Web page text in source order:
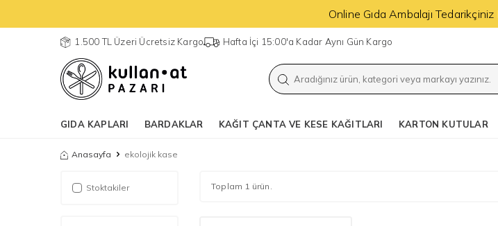
Online Gıda Ambalajı Tedarikçiniz
1.500 TL Üzeri Ücretsiz Kargo Hafta İçi 15:00'a Kadar Aynı Gün Kargo
GIDA KAPLARI BARDAKLAR KAĞIT ÇANTA VE KESE KAĞITLARI KARTON KUTULAR
Anasayfa ekolojik kase
Stoktakiler Toplam 1 ürün.